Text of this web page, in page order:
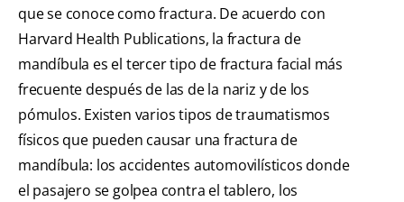
que se conoce como fractura. De acuerdo con
Harvard Health Publications, la fractura de
mandíbula es el tercer tipo de fractura facial más
frecuente después de las de la nariz y de los
pómulos. Existen varios tipos de traumatismos
físicos que pueden causar una fractura de
mandíbula: los accidentes automovilísticos donde
el pasajero se golpea contra el tablero, los